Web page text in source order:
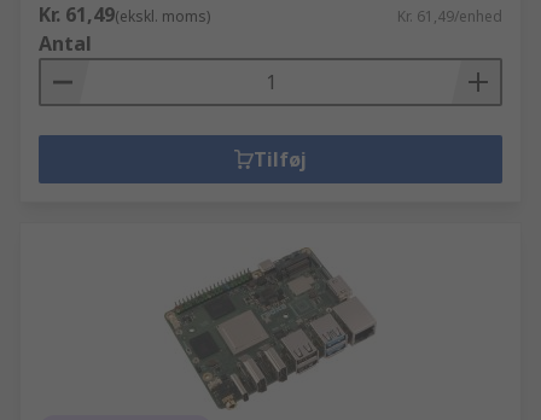
Kr. 61,49(ekskl. moms) Kr. 61,49/enhed
Antal
Tilføj